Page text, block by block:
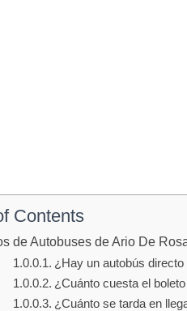
Contents
de Autobuses de Ario De
¿Hay un autobús
¿Cuánto cuesta el
¿Cuánto se tarda en